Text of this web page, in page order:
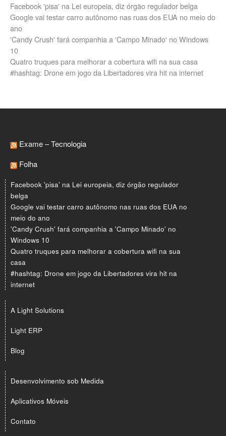
Facebook 'pisa' na Lei europeia, diz órgão regulador belga
Google vai testar carro autônomo nas ruas dos EUA no meio do
ano
'Candy Crush' fará companhia a 'Campo Minado' no Windows
10
Quatro truques para melhorar a cobertura wifi na sua casa
#hashtag: Drone em jogo da Libertadores vira hit na internet
Exame – Tecnologia
Folha
Facebook 'pisa' na Lei europeia, diz órgão regulador
belga
Google vai testar carro autônomo nas ruas dos EUA no
meio do ano
'Candy Crush' fará companhia a 'Campo Minado' no
Windows 10
Quatro truques para melhorar a cobertura wifi na sua
casa
#hashtag: Drone em jogo da Libertadores vira hit na
internet
A Light Solutions
Light ERP
Blog
Desenvolvimento sob Medida
Aplicativos Móveis
Contato